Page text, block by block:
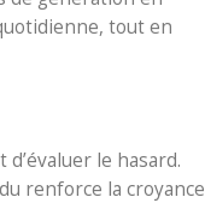
tout en
le hasard.
renforce la croyance